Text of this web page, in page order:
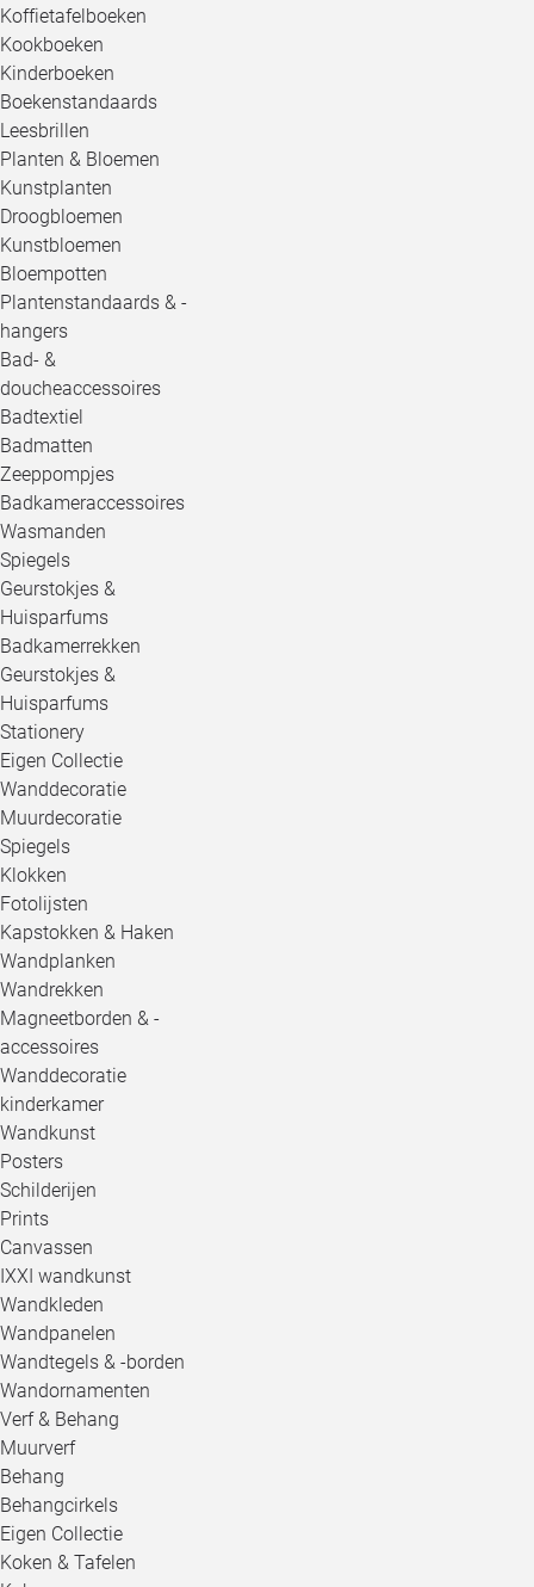
Koffietafelboeken
Kookboeken
Kinderboeken
Boekenstandaards
Leesbrillen
Planten & Bloemen
Kunstplanten
Droogbloemen
Kunstbloemen
Bloempotten
Plantenstandaards & -
hangers
Bad- &
doucheaccessoires
Badtextiel
Badmatten
Zeeppompjes
Badkameraccessoires
Wasmanden
Spiegels
Geurstokjes &
Huisparfums
Badkamerrekken
Geurstokjes &
Huisparfums
Stationery
Eigen Collectie
Wanddecoratie
Muurdecoratie
Spiegels
Klokken
Fotolijsten
Kapstokken & Haken
Wandplanken
Wandrekken
Magneetborden & -
accessoires
Wanddecoratie
kinderkamer
Wandkunst
Posters
Schilderijen
Prints
Canvassen
IXXI wandkunst
Wandkleden
Wandpanelen
Wandtegels & -borden
Wandornamenten
Verf & Behang
Muurverf
Behang
Behangcirkels
Eigen Collectie
Koken & Tafelen